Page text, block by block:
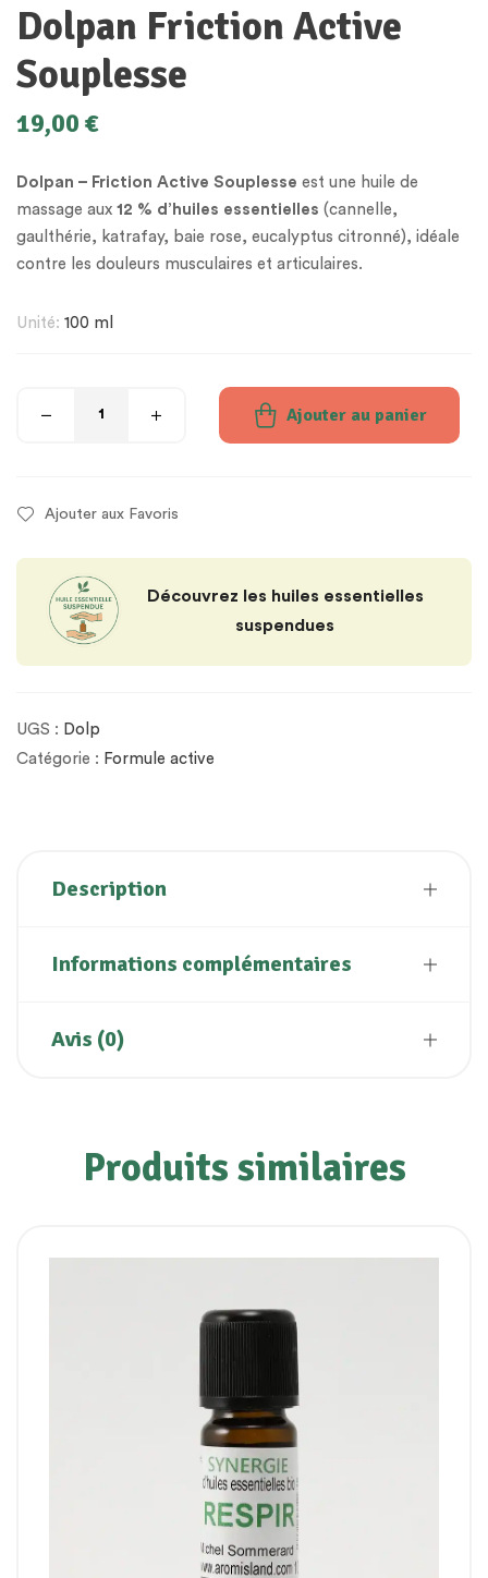
Dolpan Friction Active
Souplesse
19,00 €
Dolpan – Friction Active Souplesse est une huile de
massage aux 12 % d’huiles essentielles (cannelle,
gaulthérie, katrafay, baie rose, eucalyptus citronné), idéale
contre les douleurs musculaires et articulaires.
Unité: 100 ml
Ajouter au panier
Ajouter aux Favoris
Découvrez les huiles essentielles
suspendues
UGS : Dolp
Catégorie : Formule active
Description
Informations complémentaires
Avis (0)
Produits similaires